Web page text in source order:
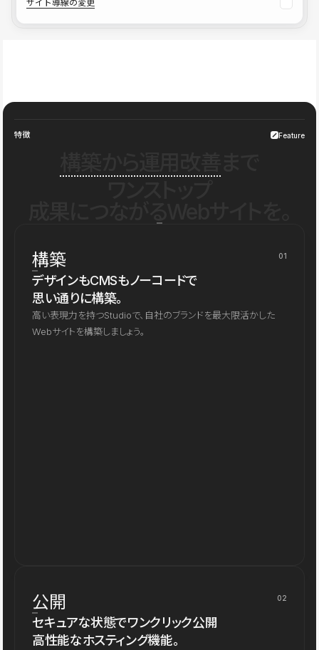
サイト導線の変更
特徴 Feature
構築 01
デザインもCMSもノーコードで
思い通りに構築。
高い表現力を持つStudioで、自社のブランドを最大限活かした
Webサイトを構築しましょう。
公開 02
セキュアな状態でワンクリック公開
高性能なホスティング機能。